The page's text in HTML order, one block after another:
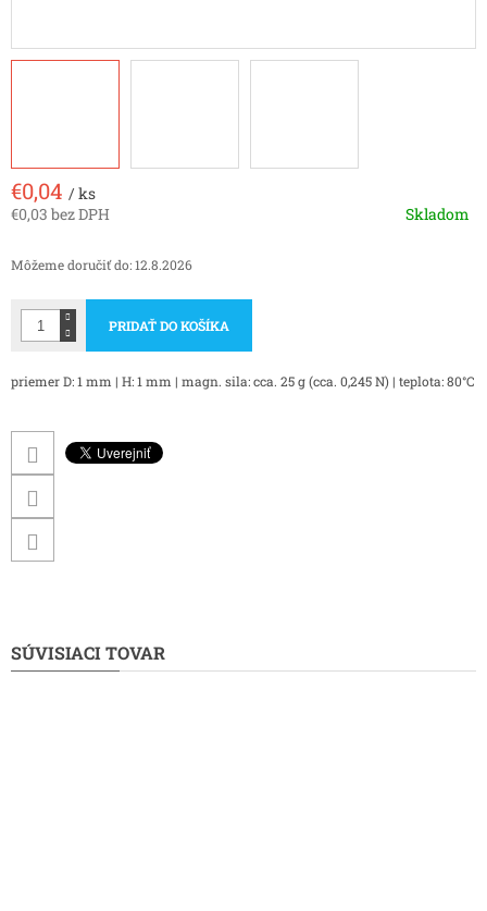
€0,04 / ks
€0,03 bez DPH
cena:
Skladom
Môžeme doručiť do:12.8.2026
PRIDAŤ DO KOŠÍKA
priemer D: 1 mm | H: 1 mm | magn. sila: cca. 25 g (cca. 0,245 N) | teplota: 80°C
SÚVISIACI TOVAR